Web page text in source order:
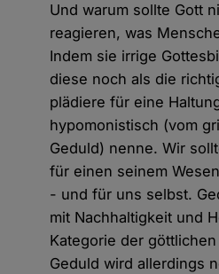
Und warum sollte Gott
reagieren, was
Indem sie irrige
diese noch als die
plädiere für eine
hypomonistisch (vom
Geduld) nenne. Wir
für einen seinem
- und für uns selbst.
mit Nachhaltigkeit und
Kategorie der
Geduld wird allerdings